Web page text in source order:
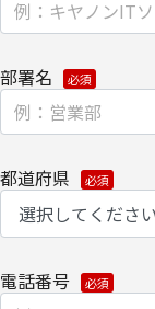
当社は、委託業務
機密保持契約を締
【情報提供の任意
個人情報をご提供
【個人情報の開示/
ご提供いただきま
場合は、下記の【
続きの詳細につい
部署名
都道府県
電話番号